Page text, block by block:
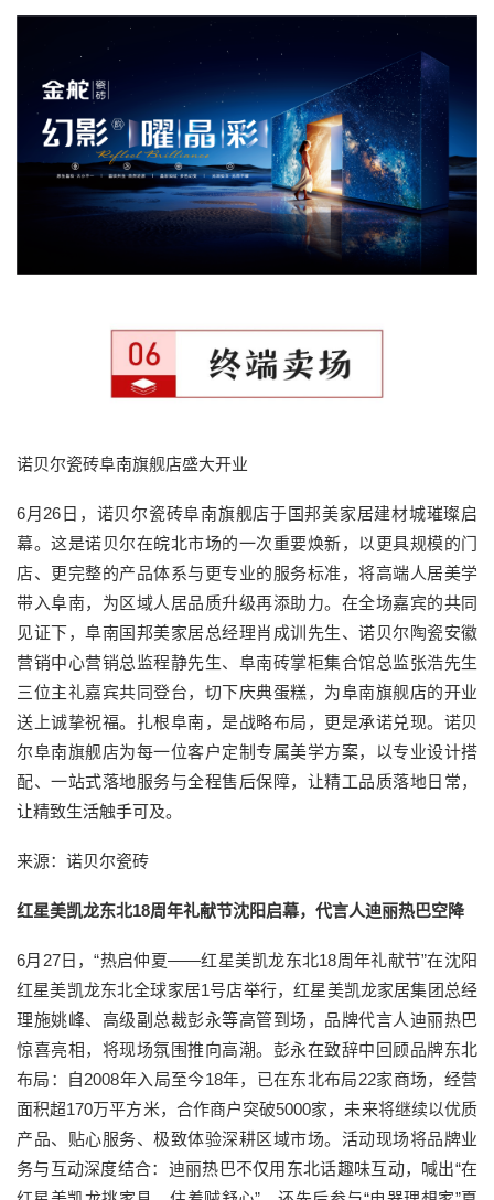
诺贝尔瓷砖阜南旗舰店盛大开业
6月26日，诺贝尔瓷砖阜南旗舰店于国邦美家居建材城璀璨启
幕。这是诺贝尔在皖北市场的一次重要焕新，以更具规模的门
店、更完整的产品体系与更专业的服务标准，将高端人居美学
带入阜南，为区域人居品质升级再添助力。在全场嘉宾的共同
见证下，阜南国邦美家居总经理肖成训先生、诺贝尔陶瓷安徽
营销中心营销总监程静先生、阜南砖掌柜集合馆总监张浩先生
三位主礼嘉宾共同登台，切下庆典蛋糕，为阜南旗舰店的开业
送上诚挚祝福。扎根阜南，是战略布局，更是承诺兑现。诺贝
尔阜南旗舰店为每一位客户定制专属美学方案，以专业设计搭
配、一站式落地服务与全程售后保障，让精工品质落地日常，
让精致生活触手可及。
来源：诺贝尔瓷砖
红星美凯龙东北18周年礼献节沈阳启幕，代言人迪丽热巴空降
6月27日，“热启仲夏——红星美凯龙东北18周年礼献节”在沈阳
红星美凯龙东北全球家居1号店举行，红星美凯龙家居集团总经
理施姚峰、高级副总裁彭永等高管到场，品牌代言人迪丽热巴
惊喜亮相，将现场氛围推向高潮。彭永在致辞中回顾品牌东北
布局：自2008年入局至今18年，已在东北布局22家商场，经营
面积超170万平方米，合作商户突破5000家，未来将继续以优质
产品、贴心服务、极致体验深耕区域市场。活动现场将品牌业
务与互动深度结合：迪丽热巴不仅用东北话趣味互动，喊出“在